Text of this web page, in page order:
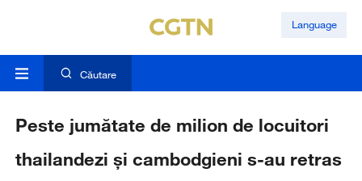
Language
Căutare
Peste jumătate de milion de locuitori
thailandezi și cambodgieni s-au retras